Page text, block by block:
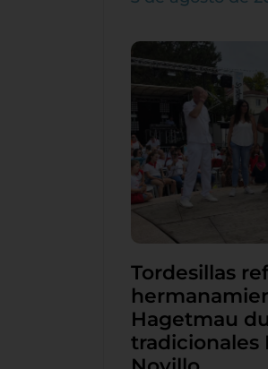
Tordesillas
Hagetmau
tradicionales